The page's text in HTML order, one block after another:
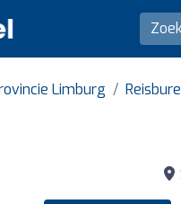
Limburg